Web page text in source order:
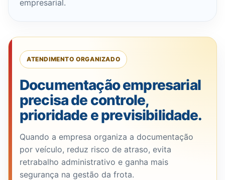
empresarial.
ATENDIMENTO ORGANIZADO
Documentação empresarial
precisa de controle,
prioridade e previsibilidade.
Quando a empresa organiza a documentação
por veículo, reduz risco de atraso, evita
retrabalho administrativo e ganha mais
segurança na gestão da frota.